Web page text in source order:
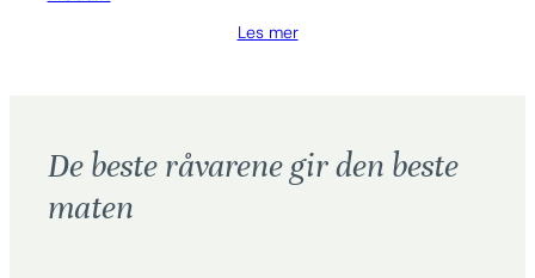
Les mer
De beste råvarene gir den beste
maten